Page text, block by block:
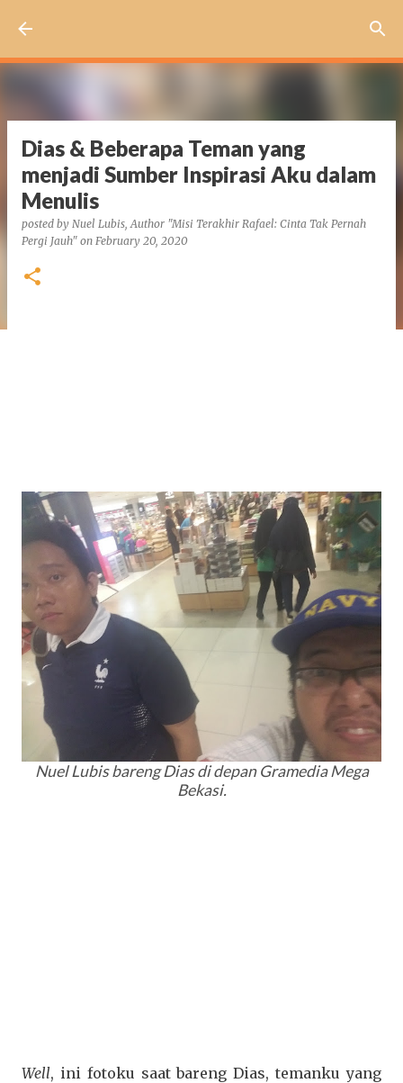
Dias & Beberapa Teman yang
menjadi Sumber Inspirasi Aku dalam
Menulis
posted by Nuel Lubis, Author "Misi Terakhir Rafael: Cinta Tak Pernah
Pergi Jauh" on February 20, 2020
Nuel Lubis bareng Dias di depan Gramedia Mega
Bekasi.
Well, ini fotoku saat bareng Dias, temanku yang